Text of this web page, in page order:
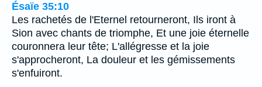
Ésaïe 35:10
Les rachetés de l'Eternel retourneront, Ils iront à
Sion avec chants de triomphe, Et une joie éternelle
couronnera leur tête; L'allégresse et la joie
s'approcheront, La douleur et les gémissements
s'enfuiront.